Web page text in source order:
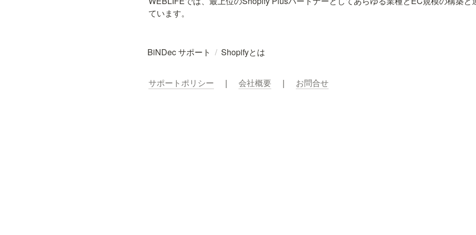
ています。
BiNDec サポート / Shopifyとは
サポートポリシー ｜ 会社概要 ｜ お問合せ